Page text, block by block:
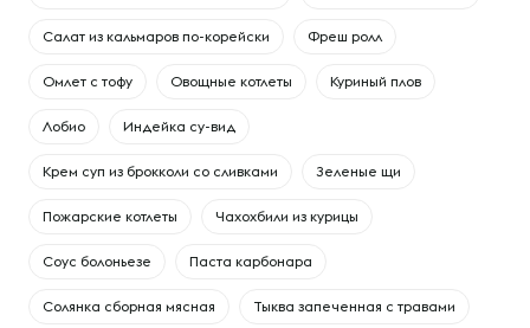
Салат из кальмаров по-корейски Фреш ролл
Омлет с тофу Овощные котлеты Куриный плов
Лобио Индейка су-вид
Крем суп из брокколи со сливками Зеленые щи
Пожарские котлеты Чахохбили из курицы
Соус болоньезе Паста карбонара
Солянка сборная мясная Тыква запеченная с травами